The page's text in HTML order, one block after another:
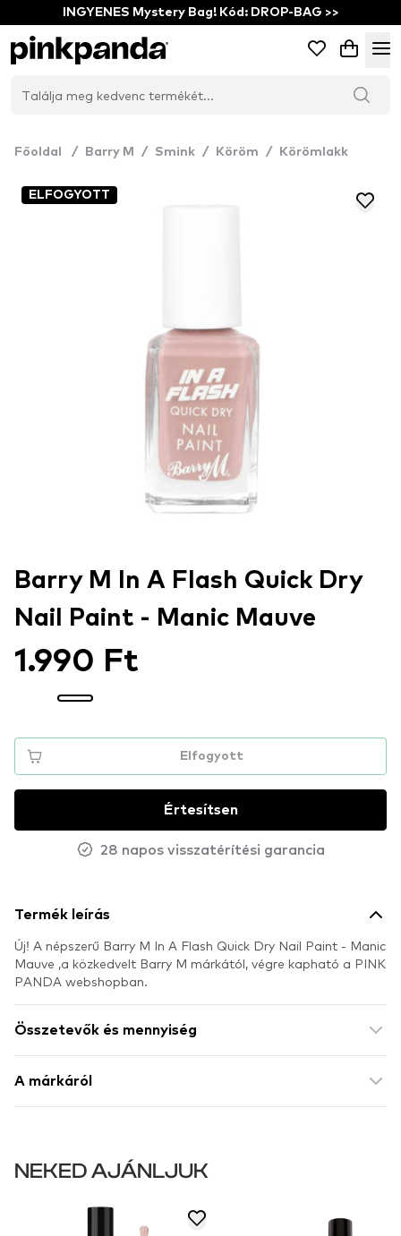
INGYENES Mystery Bag! Kód: DROP-BAG >>
Főoldal / Barry M / Smink / Köröm / Körömlakk
ELFOGYOTT
Barry M In A Flash Quick Dry
Nail Paint - Manic Mauve
1.990 Ft
Elfogyott
Értesítsen
28 napos visszatérítési garancia
Termék leírás
Új! A népszerű Barry M In A Flash Quick Dry Nail Paint - Manic
Mauve ,a közkedvelt Barry M márkától, végre kapható a PINK
PANDA webshopban.
Összetevők és mennyiség
A márkáról
NEKED AJÁNLJUK